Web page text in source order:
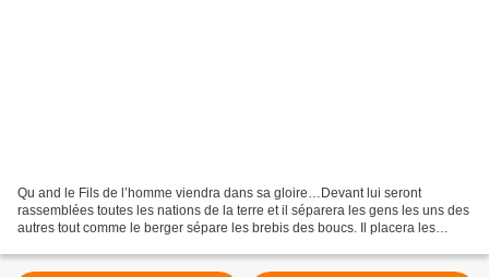
Qu and le Fils de l’homme viendra dans sa gloire…Devant lui seront
rassemblées toutes les nations de la terre et il séparera les gens les uns des
autres tout comme le berger sépare les brebis des boucs. Il placera les